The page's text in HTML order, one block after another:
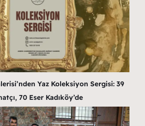
Yaz Koleksiyon Sergisi: 39
70 Eser Kadıköy’de